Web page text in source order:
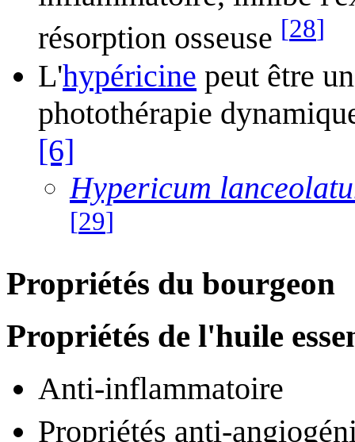
résorption osseuse [28]
L'hypéricine peut être
photothérapie
[6]
Hypericum
[29]
Propriétés du bourgeon
Propriétés de l'huile
Anti-inflammatoire
Propriétés anti-